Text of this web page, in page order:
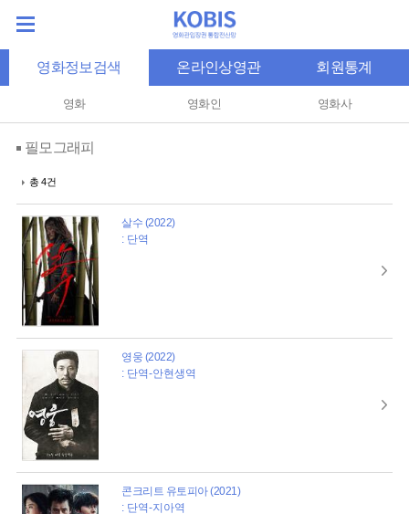
영화정보검색 온라인상영관 회원통계
영화 영화인 영화사
필모그래피
총 4건
살수 (2022)
: 단역
영웅 (2022)
: 단역-안현생역
콘크리트 유토피아 (2021)
: 단역-지아역